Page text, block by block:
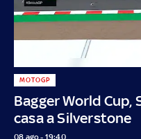
Bagger World Cup,
casa a Silverstone
MOTOGP
08 ago - 19:40